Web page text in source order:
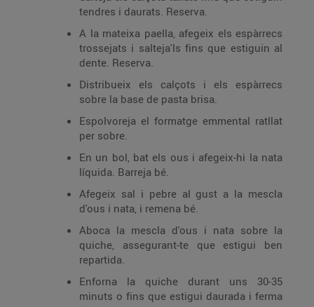
tendres i daurats. Reserva.
A la mateixa paella, afegeix els espàrrecs
trossejats i salteja'ls fins que estiguin al
dente. Reserva.
Distribueix els calçots i els espàrrecs
sobre la base de pasta brisa.
Espolvoreja el formatge emmental ratllat
per sobre.
En un bol, bat els ous i afegeix-hi la nata
líquida. Barreja bé.
Afegeix sal i pebre al gust a la mescla
d'ous i nata, i remena bé.
Aboca la mescla d'ous i nata sobre la
quiche, assegurant-te que estigui ben
repartida.
Enforna la quiche durant uns 30-35
minuts o fins que estigui daurada i ferma